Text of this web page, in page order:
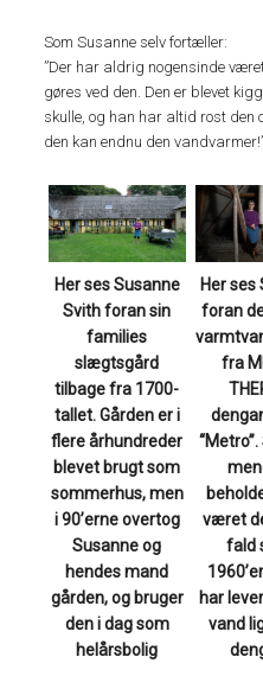
Som Susanne selv fortæller:
”Der har aldrig nogensinde
gøres ved den. Den er blevet
skulle, og han har altid rost
den kan endnu den
Her ses Susanne
Svith foran sin
families
slægtsgård
tilbage fra 1700-
tallet. Gården er i
flere århundreder
blevet brugt som
sommerhus, men
i 90’erne overtog
Susanne og
hendes mand
gården, og bruger
den i dag som
helårsbolig
Her ses
foran
fra
været
fald
har
vand